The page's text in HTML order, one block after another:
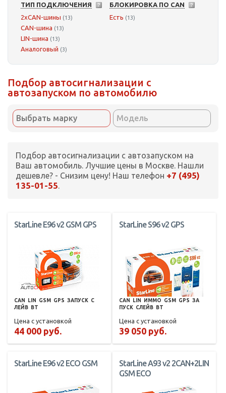
ТИП ПОДКЛЮЧЕНИЯ
2xCAN-шины (13)
CAN-шина (13)
LIN-шина (13)
Аналоговый (3)
БЛОКИРОВКА ПО CAN
Есть (13)
Подбор автосигнализации с
автозапуском по автомобилю
Подбор автосигнализации с автозапуском на
Ваш автомобиль. Лучшие цены в Москве. Нашли
дешевле? - Снизим цену! Наш телефон +7 (495)
135-01-55.
StarLine E96 v2 GSM GPS
CAN LIN GSM GPS ЗАПУСК С
ЛЕЙВ BT
Цена с установкой
44 000 руб.
StarLine S96 v2 GPS
CAN LIN ИММО GSM GPS ЗА
ПУСК СЛЕЙВ BT
Цена с установкой
39 050 руб.
StarLine E96 v2 ECO GSM
StarLine A93 v2 2CAN+2LIN
GSM ECO